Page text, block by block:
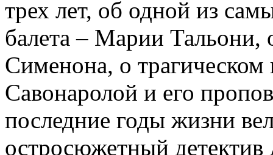
трех лет, об одной из
балета – Марии
Сименона, о трагическом
Савонаролой и его
последние годы жизни
остросюжетный детектив